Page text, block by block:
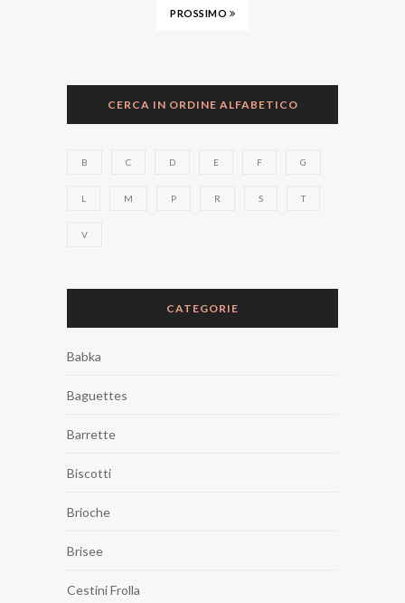
PROSSIMO
CERCA IN ORDINE ALFABETICO
B C D E F G
L M P R S T
V
CATEGORIE
Babka
Baguettes
Barrette
Biscotti
Brioche
Brisee
Cestini Frolla